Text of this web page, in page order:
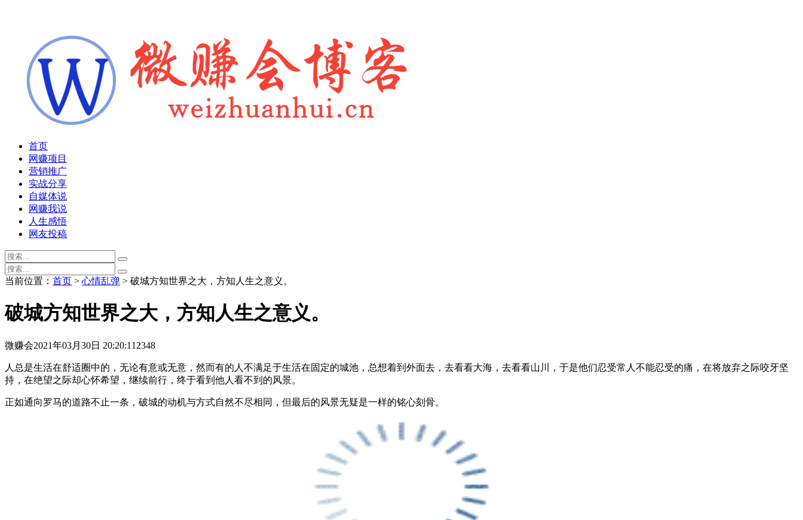
首页
网赚项目
营销推广
实战分享
自媒体说
网赚我说
人生感悟
网友投稿
当前位置： 首页 > 心情乱弹 > 破城方知世界之大，方知人生之意义。
破城方知世界之大，方知人生之意义。
微赚会2021年03月30日 20:20:11 2348
人总是生活在舒适圈中的，无论有意或无意，然而有的人不满足于生活在固定的城池，总想着到外面去，去看看大海，去看看山川，于是他们忍受常人不能忍受的痛，在将放弃之际咬牙坚
持，在绝望之际却心怀希望，继续前行，终于看到他人看不到的风景。
正如通向罗马的道路不止一条，破城的动机与方式自然不尽相同，但最后的风景无疑是一样的铭心刻骨。